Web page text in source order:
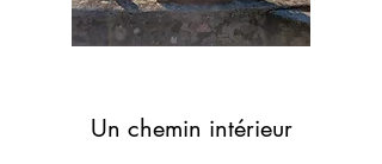
Un chemin intérieur